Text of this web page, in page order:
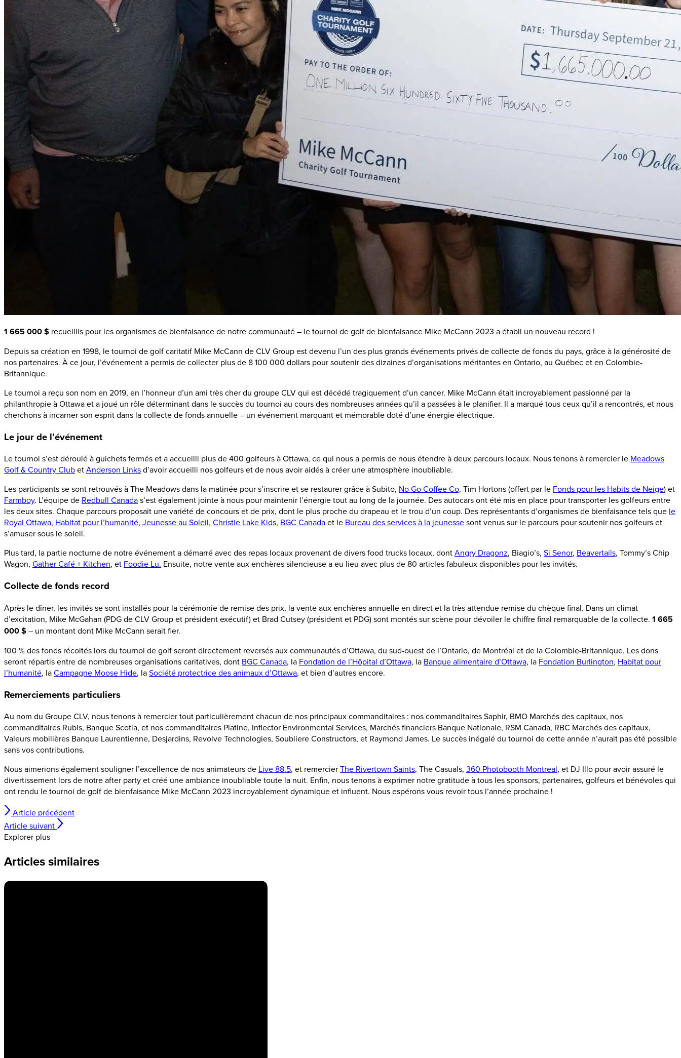
1 665 000 $ recueillis pour les organismes de bienfaisance de notre communauté – le tournoi de golf de bienfaisance Mike McCann 2023 a établi un nouveau record !
Depuis sa création en 1998, le tournoi de golf caritatif Mike McCann de CLV Group est devenu l’un des plus grands événements privés de collecte de fonds du pays, grâce à la générosité de
nos partenaires. À ce jour, l’événement a permis de collecter plus de 8 100 000 dollars pour soutenir des dizaines d’organisations méritantes en Ontario, au Québec et en Colombie-
Britannique.
Le tournoi a reçu son nom en 2019, en l’honneur d’un ami très cher du groupe CLV qui est décédé tragiquement d’un cancer. Mike McCann était incroyablement passionné par la
philanthropie à Ottawa et a joué un rôle déterminant dans le succès du tournoi au cours des nombreuses années qu’il a passées à le planifier. Il a marqué tous ceux qu’il a rencontrés, et nous
cherchons à incarner son esprit dans la collecte de fonds annuelle – un événement marquant et mémorable doté d’une énergie électrique.
Le jour de l’événement
Le tournoi s’est déroulé à guichets fermés et a accueilli plus de 400 golfeurs à Ottawa, ce qui nous a permis de nous étendre à deux parcours locaux. Nous tenons à remercier le Meadows
Golf & Country ClubetAnderson Linksd’avoir accueilli nos golfeurs et de nous avoir aidés à créer une atmosphère inoubliable.
Les participants se sont retrouvés à The Meadows dans la matinée pour s’inscrire et se restaurer grâce à Subito, No Go Coffee Co, Tim Hortons (offert par le Fonds pour les Habits de Neige) et
Farmboy. L’équipe de Redbull Canadas’est également jointe à nous pour maintenir l’énergie tout au long de la journée. Des autocars ont été mis en place pour transporter les golfeurs entre
les deux sites. Chaque parcours proposait une variété de concours et de prix, dont le plus proche du drapeau et le trou d’un coup. Des représentants d’organismes de bienfaisance tels que le
Royal Ottawa, Habitat pour l’humanité, Jeunesse au Soleil, Christie Lake Kids, BGC Canadaet le Bureau des services à la jeunessesont venus sur le parcours pour soutenir nos golfeurs et
s’amuser sous le soleil.
Plus tard, la partie nocturne de notre événement a démarré avec des repas locaux provenant de divers food trucks locaux, dontAngry Dragonz, Biagio’s, Si Senor, Beavertails, Tommy’s Chip
Wagon, Gather Café + Kitchen, et Foodie Lu. Ensuite, notre vente aux enchères silencieuse a eu lieu avec plus de 80 articles fabuleux disponibles pour les invités.
Collecte de fonds record
Après le dîner, les invités se sont installés pour la cérémonie de remise des prix, la vente aux enchères annuelle en direct et la très attendue remise du chèque final. Dans un climat
d’excitation, Mike McGahan (PDG de CLV Group et président exécutif) et Brad Cutsey (président et PDG) sont montés sur scène pour dévoiler le chiffre final remarquable de la collecte. 1 665
000 $– un montant dont Mike McCann serait fier.
100 % des fonds récoltés lors du tournoi de golf seront directement reversés aux communautés d’Ottawa, du sud-ouest de l’Ontario, de Montréal et de la Colombie-Britannique. Les dons
seront répartis entre de nombreuses organisations caritatives, dont BGC Canada, la Fondation de l’Hôpital d’Ottawa, la Banque alimentaire d’Ottawa, la Fondation Burlington, Habitat pour
l’humanité, laCampagne Moose Hide, laSociété protectrice des animaux d’Ottawa, et bien d’autres encore.
Remerciements particuliers
Au nom du Groupe CLV, nous tenons à remercier tout particulièrement chacun de nos principaux commanditaires : nos commanditaires Saphir, BMO Marchés des capitaux, nos
commanditaires Rubis, Banque Scotia, et nos commanditaires Platine, Inflector Environmental Services, Marchés financiers Banque Nationale, RSM Canada, RBC Marchés des capitaux,
Valeurs mobilières Banque Laurentienne, Desjardins, Revolve Technologies, Soubliere Constructors, et Raymond James. Le succès inégalé du tournoi de cette année n’aurait pas été possible
sans vos contributions.
Nous aimerions également souligner l’excellence de nos animateurs de Live 88.5, et remercierThe Rivertown Saints, The Casuals, 360 Photobooth Montreal, et DJ Illo pour avoir assuré le
divertissement lors de notre after party et créé une ambiance inoubliable toute la nuit. Enfin, nous tenons à exprimer notre gratitude à tous les sponsors, partenaires, golfeurs et bénévoles qui
ont rendu le tournoi de golf de bienfaisance Mike McCann 2023 incroyablement dynamique et influent. Nous espérons vous revoir tous l’année prochaine !
Article précédent
Article suivant
Explorer plus
Articles similaires